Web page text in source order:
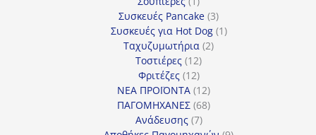
προϊόν
Συσκευές Pancake 33
προϊόντα
Συσκευές για Hot Dog 11
Ταχυζυμωτήρια 22
Τοστιέρες 1212
προϊόντα
Φριτέζες 1212
προϊόντα
ΝΕΑ ΠΡΟΪΟΝΤΑ 1212
προϊόντα
ΠΑΓΟΜΗΧΑΝΕΣ 6868
Ανάδευσης 77